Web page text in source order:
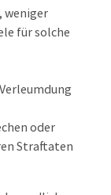
weniger
für solche
oder
Straftaten